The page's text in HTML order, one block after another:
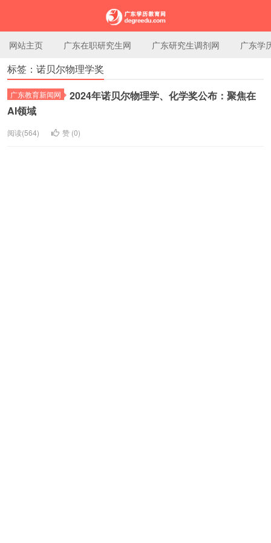
广东学历教育网
网站主页 广东在职研究生网 广东研究生调剂网 广东学
标签：诺贝尔物理学奖
广东教育新闻网
2024年诺贝尔物理学、化学奖公布：聚焦在
AI领域
阅读(564) 赞 (0)